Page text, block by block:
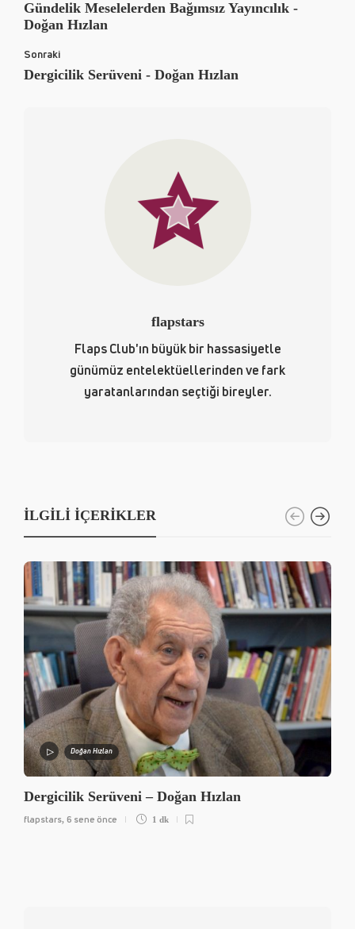
Gündelik Meselelerden Bağımsız Yayıncılık -
Doğan Hızlan
Sonraki
Dergicilik Serüveni - Doğan Hızlan
flapstars
Flaps Club'ın büyük bir hassasiyetle
günümüz entelektüellerinden ve fark
yaratanlarından seçtiği bireyler.
İLGILI İÇERIKLER
Doğan Hızlan
Dergicilik Serüveni – Doğan Hızlan
flapstars, 6 sene önce 1 dk